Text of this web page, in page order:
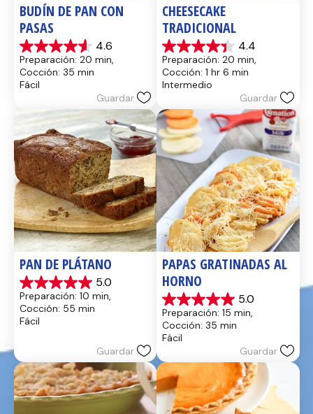
BUDÍN DE PAN CON
PASAS
4.6
4.6
de
5
estrellas.
reseñas
Preparación: 20 min,
Cocción: 35 min
Fácil
Guardar
CHEESECAKE
TRADICIONAL
4.4
4.4
de
5
estrellas.
reseñas
Preparación: 20 min,
Cocción: 1 hr 6 min
Intermedio
Guardar
PAN DE PLÁTANO
5.0
5.0
de
5
estrellas.
Preparación: 10 min,
Cocción: 55 min
Fácil
Guardar
PAPAS GRATINADAS AL
HORNO
5.0
5.0
de
5
estrellas.
Preparación: 15 min,
Cocción: 35 min
Fácil
Guardar